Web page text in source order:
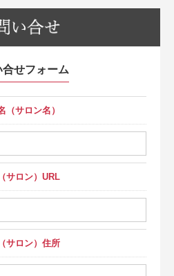
合せフォーム
（サロン名）
サロン）URL
サロン）住所